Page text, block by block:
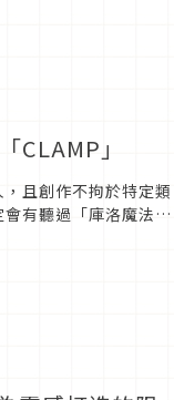
」
且創作不拘於特定類
有聽過「庫洛魔法